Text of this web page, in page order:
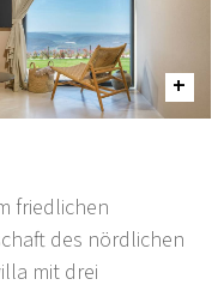
friedlichen
des nördlichen
mit drei